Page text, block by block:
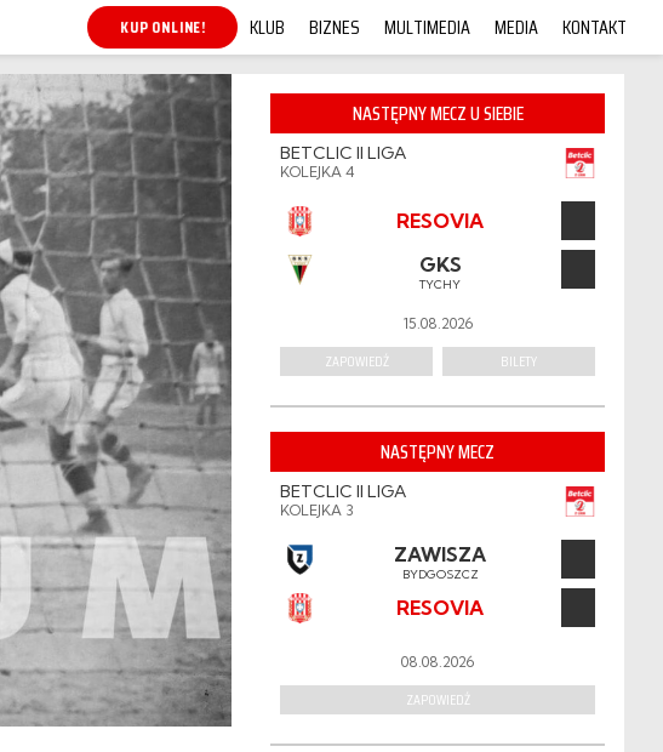
KUP ONLINE! KLUB BIZNES MULTIMEDIA MEDIA KONTAKT
NASTĘPNY MECZ U SIEBIE
BETCLIC II LIGA
KOLEJKA 4
RESOVIA
GKS
TYCHY
15.08.2026
ZAPOWIEDŹ BILETY
NASTĘPNY MECZ
BETCLIC II LIGA
KOLEJKA 3
ZAWISZA
BYDGOSZCZ
RESOVIA
08.08.2026
ZAPOWIEDŹ